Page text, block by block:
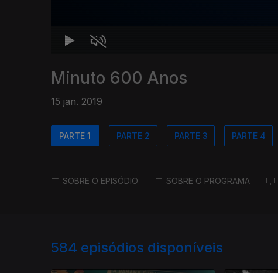
Minuto 600 Anos
15 jan. 2019
PARTE 1 PARTE 2 PARTE 3 PARTE 4
SOBRE O EPISÓDIO SOBRE O PROGRAMA
584 episódios disponíveis